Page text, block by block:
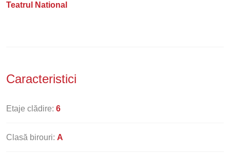
Teatrul National
Caracteristici
Etaje clădire: 6
Clasă birouri: A